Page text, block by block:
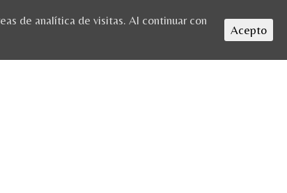
de analítica de visitas. Al continuar con
Acepto